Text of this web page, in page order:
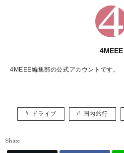
4MEEE
4MEEE編集部の公式アカウントです。
ドライブ 国内旅行
Share